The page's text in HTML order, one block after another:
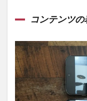
コンテンツの